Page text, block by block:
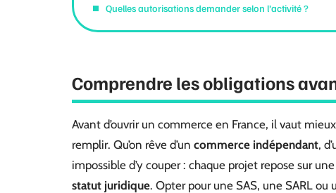
Quelles autorisations demander selon l’activité ?
Comprendre les obligations
Avant d’ouvrir un commerce en France, il vaut
remplir. Qu’on rêve d’un commerce indépendant,
impossible d’y couper : chaque projet repose sur
statut juridique. Opter pour une SAS, une SARL